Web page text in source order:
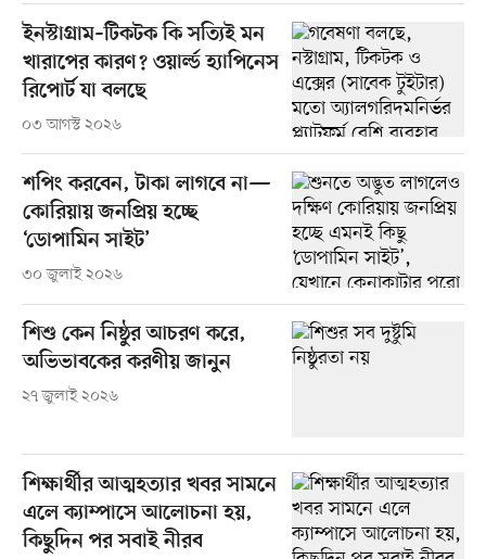
ইনস্টাগ্রাম–টিকটক কি সত্যিই মন
খারাপের কারণ? ওয়ার্ল্ড হ্যাপিনেস
রিপোর্ট যা বলছে
০৩ আগস্ট ২০২৬
শপিং করবেন, টাকা লাগবে না—
কোরিয়ায় জনপ্রিয় হচ্ছে
‘ডোপামিন সাইট’
৩০ জুলাই ২০২৬
শিশু কেন নিষ্ঠুর আচরণ করে,
অভিভাবকের করণীয় জানুন
২৭ জুলাই ২০২৬
শিক্ষার্থীর আত্মহত্যার খবর সামনে
এলে ক্যাম্পাসে আলোচনা হয়,
কিছুদিন পর সবাই নীরব